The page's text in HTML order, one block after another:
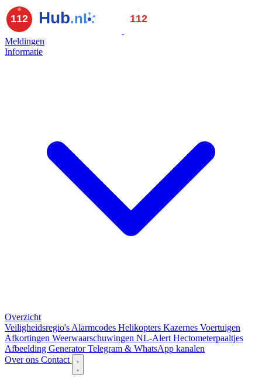
Meldingen
Informatie
Overzicht
Veiligheidsregio's Alarmcodes Helikopters Kazernes Voertuigen
Afkortingen Weerwaarschuwingen NL-Alert Hectometerpaaltjes
Afbeelding GeneratorTelegram & WhatsApp kanalen
Over ons Contact